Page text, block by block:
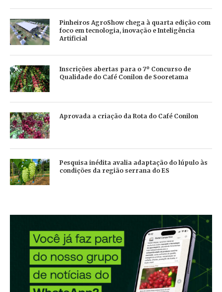
Pinheiros AgroShow chega à quarta edição com
foco em tecnologia, inovação e Inteligência
Artificial
Inscrições abertas para o 7º Concurso de
Qualidade do Café Conilon de Sooretama
Aprovada a criação da Rota do Café Conilon
Pesquisa inédita avalia adaptação do lúpulo às
condições da região serrana do ES